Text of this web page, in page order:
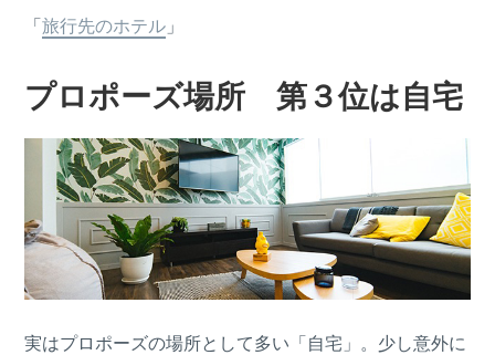
「旅行先のホテル 」
プロポーズ場所 第３位は自宅
実はプロポーズの場所として多い「自宅」。少し意外に